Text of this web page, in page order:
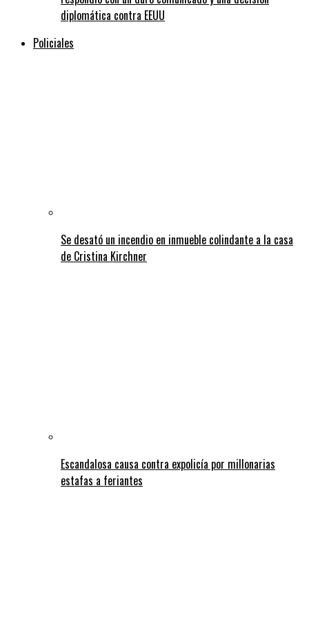
diplomática contra EEUU
Policiales
Se desató un incendio en inmueble colindante a la casa
de Cristina Kirchner
Escandalosa causa contra expolicía por millonarias
estafas a feriantes